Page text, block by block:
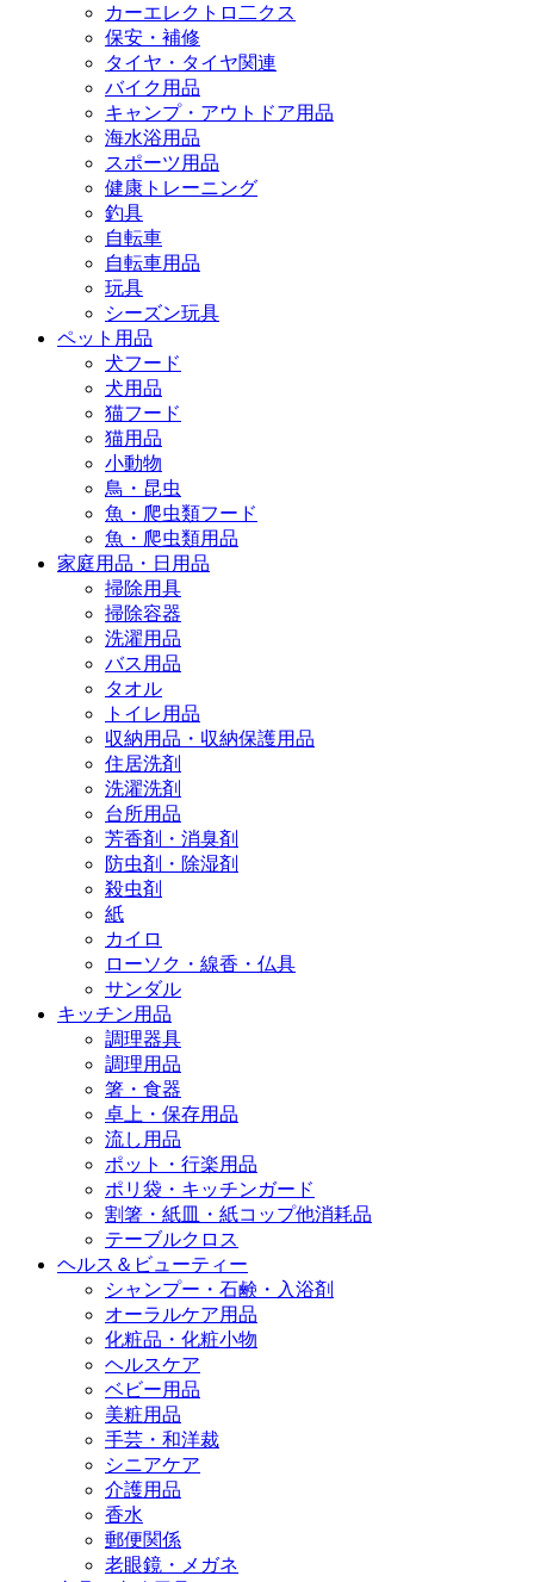
カーエレクトロ二クス
保安・補修
タイヤ・タイヤ関連
バイク用品
キャンプ・アウトドア用品
海水浴用品
スポーツ用品
健康トレーニング
釣具
自転車
自転車用品
玩具
シーズン玩具
ペット用品
犬フード
犬用品
猫フード
猫用品
小動物
鳥・昆虫
魚・爬虫類フード
魚・爬虫類用品
家庭用品・日用品
掃除用具
掃除容器
洗濯用品
バス用品
タオル
トイレ用品
収納用品・収納保護用品
住居洗剤
洗濯洗剤
台所用品
芳香剤・消臭剤
防虫剤・除湿剤
殺虫剤
紙
カイロ
ローソク・線香・仏具
サンダル
キッチン用品
調理器具
調理用品
箸・食器
卓上・保存用品
流し用品
ポット・行楽用品
ポリ袋・キッチンガード
割箸・紙皿・紙コップ他消耗品
テーブルクロス
ヘルス＆ビューティー
シャンプー・石鹸・入浴剤
オーラルケア用品
化粧品・化粧小物
ヘルスケア
ベビー用品
美粧用品
手芸・和洋裁
シニアケア
介護用品
香水
郵便関係
老眼鏡・メガネ